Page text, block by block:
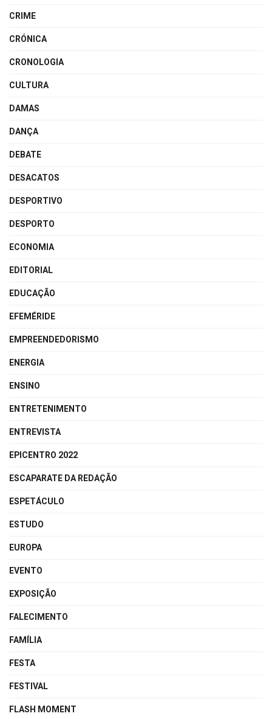
CRIME
CRÓNICA
CRONOLOGIA
CULTURA
DAMAS
DANÇA
DEBATE
DESACATOS
DESPORTIVO
DESPORTO
ECONOMIA
EDITORIAL
EDUCAÇÃO
EFEMÉRIDE
EMPREENDEDORISMO
ENERGIA
ENSINO
ENTRETENIMENTO
ENTREVISTA
EPICENTRO 2022
ESCAPARATE DA REDAÇÃO
ESPETÁCULO
ESTUDO
EUROPA
EVENTO
EXPOSIÇÃO
FALECIMENTO
FAMÍLIA
FESTA
FESTIVAL
FLASH MOMENT